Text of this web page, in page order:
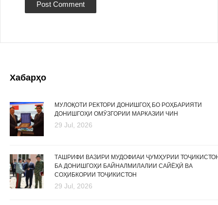
Хабарҳо
МУЛОҚОТИ РЕКТОРИ ДОНИШГОҲ БО РОҲБАРИЯТИ
ДОНИШГОҲИ ОМӮЗГОРИИ МАРКАЗИИ ЧИН
29 Jul, 2026
ТАШРИФИ ВАЗИРИ МУДОФИАИ ҶУМҲУРИИ
БА ДОНИШГОҲИ БАЙНАЛМИЛАЛИИ САЙЁҲӢ ВА
СОҲИБКОРИИ ТОҶИКИСТОН
29 Jul, 2026